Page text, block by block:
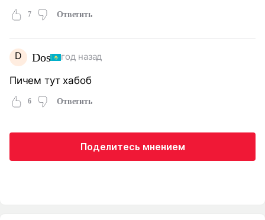
7 Ответить
D Dos год назад
Пичем тут хабоб
6 Ответить
Поделитесь мнением